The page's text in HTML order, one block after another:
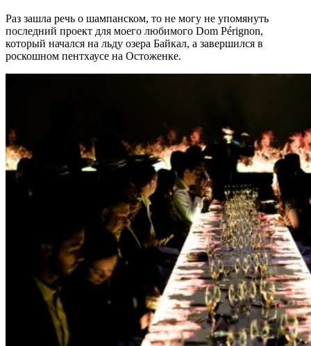
Раз зашла речь о шампанском, то не могу не упомянуть
последний проект для моего любимого Dom Pérignon,
который начался на льду озера Байкал, а завершился в
роскошном пентхаусе на Остоженке.